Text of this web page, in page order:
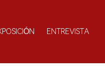
ENTREVISTA